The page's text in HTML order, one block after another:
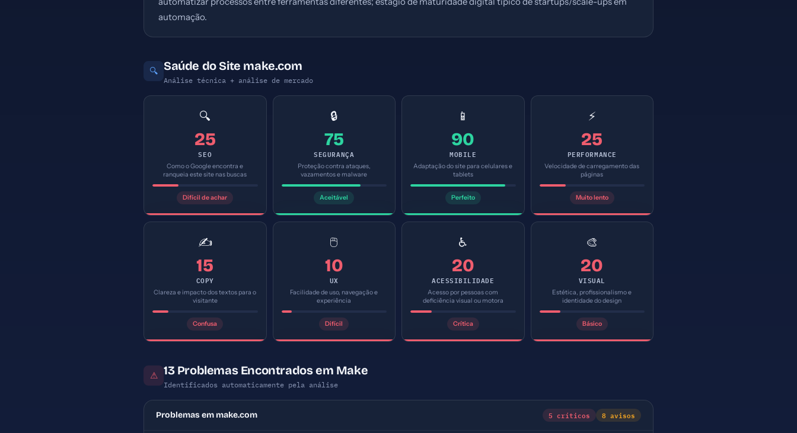
automação.
🔍 Saúde do Site make.com
Análise técnica + análise de mercado
🔍
25
SEO
Como o Google encontra e
ranqueia este site nas buscas
Difícil de achar
🔒
75
SEGURANÇA
Proteção contra ataques,
vazamentos e malware
Aceitável
📱
90
MOBILE
Adaptação do site para celulares e
tablets
Perfeito
⚡
25
PERFORMANCE
Velocidade de carregamento das
páginas
Muito lento
✍️
15
COPY
Clareza e impacto dos textos para o
visitante
Confusa
🖱️
10
UX
Facilidade de uso, navegação e
experiência
Difícil
♿
20
ACESSIBILIDADE
Acesso por pessoas com
deficiência visual ou motora
Crítica
🎨
20
VISUAL
Estética, profissionalismo e
identidade do design
Básico
⚠ 13 Problemas Encontrados em Make
Identificados automaticamente pela análise
Problemas em make.com 5 críticos 8 avisos